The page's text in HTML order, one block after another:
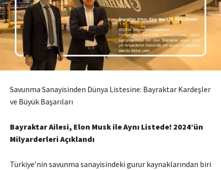
Savunma Sanayisinden Dünya Listesine: Bayraktar Kardeşler
ve Büyük Başarıları
Bayraktar Ailesi, Elon Musk ile Aynı Listede! 2024’ün
Milyarderleri Açıklandı
Türkiye’nin savunma sanayisindeki gurur kaynaklarından biri